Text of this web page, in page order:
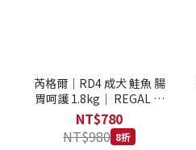
芮格爾｜RD4 成犬 鮭魚 腸
胃呵護 1.8kg｜ REGAL 天
然犬糧 狗飼料
NT$780
NT$980 8折